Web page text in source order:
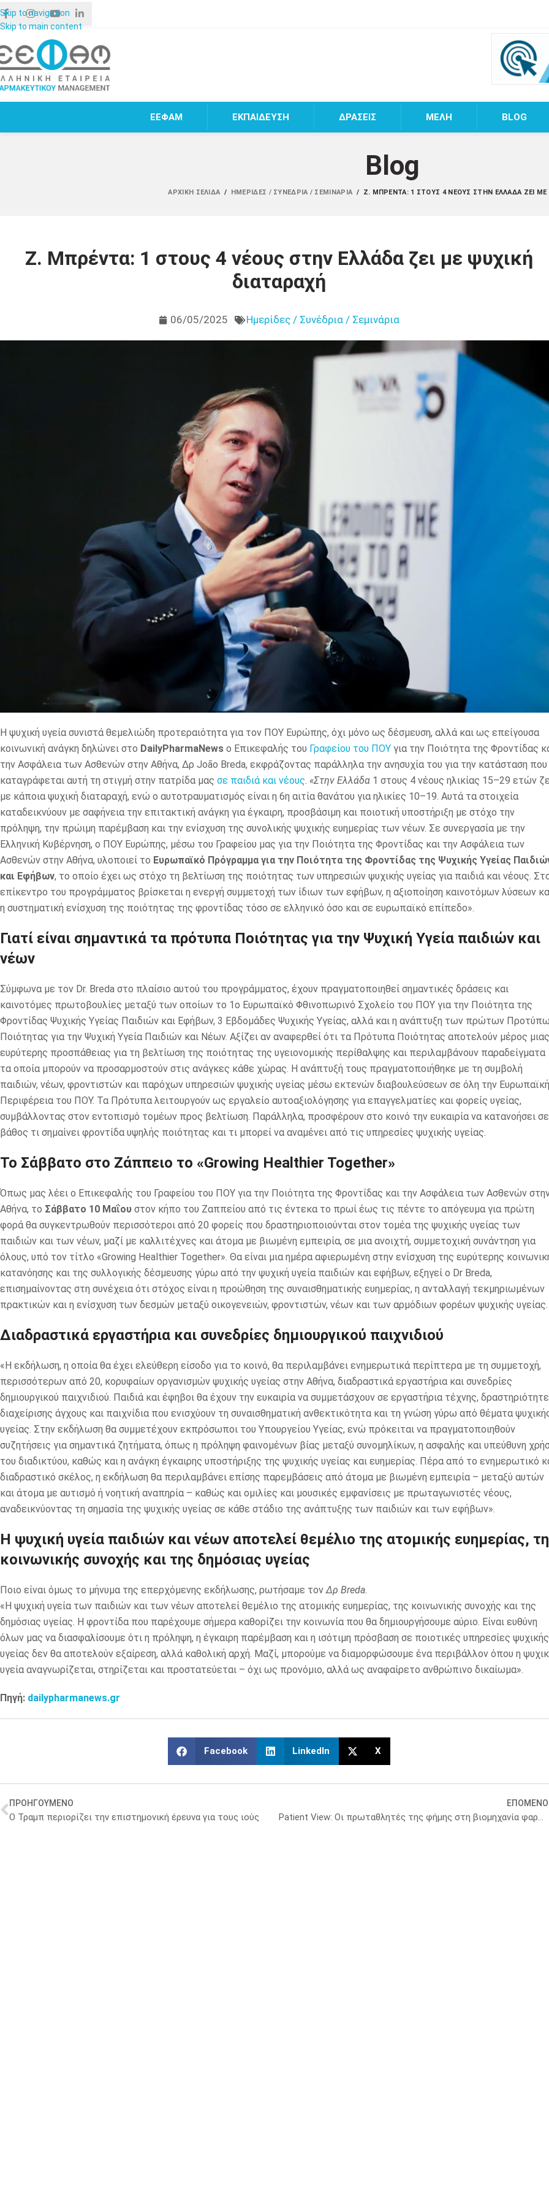
Skip to navigation
Skip to main content
ΕΕΦΑΜ ΕΚΠΑΙΔΕΥΣΗ ΔΡΑΣΕΙΣ MEΛΗ BLOG
Blog
ΑΡΧΙΚΉ ΣΕΛΊΔΑ / ΗΜΕΡΊΔΕΣ / ΣΥΝΈΔΡΙΑ / ΣΕΜΙΝΆΡΙΑ / Ζ. ΜΠΡΈΝΤΑ: 1 ΣΤΟΥΣ 4 ΝΈΟΥΣ ΣΤΗΝ ΕΛΛΆΔΑ ΖΕΙ ΜΕ
Ζ. Μπρέντα: 1 στους 4 νέους στην Ελλάδα ζει με ψυχική
διαταραχή
06/05/2025 Ημερίδες / Συνέδρια / Σεμινάρια
Η ψυχική υγεία συνιστά θεμελιώδη προτεραιότητα για τον ΠΟΥ Ευρώπης, όχι μόνο ως δέσμευση, αλλά και ως επείγουσα
κοινωνική ανάγκη δηλώνει στο DailyPharmaNews ο Επικεφαλής του Γραφείου του ΠΟΥ για την Ποιότητα της Φροντίδας
την Ασφάλεια των Ασθενών στην Αθήνα, Δρ João Breda, εκφράζοντας παράλληλα την ανησυχία του για την κατάσταση που
καταγράφεται αυτή τη στιγμή στην πατρίδα μας σε παιδιά και νέους «Στην Ελλάδα 1 στους 4 νέους ηλικίας 15–29 ετών
με κάποια ψυχική διαταραχή, ενώ ο αυτοτραυματισμός είναι η 6η αιτία θανάτου για ηλικίες 10–19. Αυτά τα στοιχεία
καταδεικνύουν με σαφήνεια την επιτακτική ανάγκη για έγκαιρη, προσβάσιμη και ποιοτική υποστήριξη με στόχο την
πρόληψη, την πρώιμη παρέμβαση και την ενίσχυση της συνολικής ψυχικής ευημερίας των νέων. Σε συνεργασία με την
Ελληνική Κυβέρνηση, ο ΠΟΥ Ευρώπης, μέσω του Γραφείου μας για την Ποιότητα της Φροντίδας και την Ασφάλεια των
Ασθενών στην Αθήνα, υλοποιεί το Ευρωπαϊκό Πρόγραμμα για την Ποιότητα της Φροντίδας της Ψυχικής Υγείας
και Εφήβων, το οποίο έχει ως στόχο τη βελτίωση της ποιότητας των υπηρεσιών ψυχικής υγείας για παιδιά και νέους.
επίκεντρο του προγράμματος βρίσκεται η ενεργή συμμετοχή των ίδιων των εφήβων, η αξιοποίηση καινοτόμων λύσεων
η συστηματική ενίσχυση της ποιότητας της φροντίδας τόσο σε ελληνικό όσο και σε ευρωπαϊκό επίπεδο».
Γιατί είναι σημαντικά τα πρότυπα Ποιότητας για την Ψυχική Υγεία παιδιών και
νέων
Σύμφωνα με τον Dr. Breda στο πλαίσιο αυτού του προγράμματος, έχουν πραγματοποιηθεί σημαντικές δράσεις και
καινοτόμες πρωτοβουλίες μεταξύ των οποίων το 1ο Ευρωπαϊκό Φθινοπωρινό Σχολείο του ΠΟΥ για την Ποιότητα της
Φροντίδας Ψυχικής Υγείας Παιδιών και Εφήβων, 3 Εβδομάδες Ψυχικής Υγείας, αλλά και η ανάπτυξη των πρώτων
Ποιότητας για την Ψυχική Υγεία Παιδιών και Νέων. Αξίζει αν αναφερθεί ότι τα Πρότυπα Ποιότητας αποτελούν μέρος μιας
ευρύτερης προσπάθειας για τη βελτίωση της ποιότητας της υγειονομικής περίθαλψης και περιλαμβάνουν παραδείγματα
τα οποία μπορούν να προσαρμοστούν στις ανάγκες κάθε χώρας. Η ανάπτυξή τους πραγματοποιήθηκε με τη συμβολή
παιδιών, νέων, φροντιστών και παρόχων υπηρεσιών ψυχικής υγείας μέσω εκτενών διαβουλεύσεων σε όλη την Ευρωπαϊκή
Περιφέρεια του ΠΟΥ. Τα Πρότυπα λειτουργούν ως εργαλείο αυτοαξιολόγησης για επαγγελματίες και φορείς υγείας,
συμβάλλοντας στον εντοπισμό τομέων προς βελτίωση. Παράλληλα, προσφέρουν στο κοινό την ευκαιρία να κατανοήσει σε
βάθος τι σημαίνει φροντίδα υψηλής ποιότητας και τι μπορεί να αναμένει από τις υπηρεσίες ψυχικής υγείας.
Το Σάββατο στο Ζάππειο το «Growing Healthier Together»
Όπως μας λέει ο Επικεφαλής του Γραφείου του ΠΟΥ για την Ποιότητα της Φροντίδας και την Ασφάλεια των Ασθενών
Αθήνα, το Σάββατο 10 Μαΐου στον κήπο του Ζαππείου από τις έντεκα το πρωί έως τις πέντε το απόγευμα για πρώτη
φορά θα συγκεντρωθούν περισσότεροι από 20 φορείς που δραστηριοποιούνται στον τομέα της ψυχικής υγείας των
παιδιών και των νέων, μαζί με καλλιτέχνες και άτομα με βιωμένη εμπειρία, σε μια ανοιχτή, συμμετοχική συνάντηση για
όλους, υπό τον τίτλο «Growing Healthier Together». Θα είναι μια ημέρα αφιερωμένη στην ενίσχυση της ευρύτερης
κατανόησης και της συλλογικής δέσμευσης γύρω από την ψυχική υγεία παιδιών και εφήβων, εξηγεί ο Dr Breda,
επισημαίνοντας στη συνέχεια ότι στόχος είναι η προώθηση της συναισθηματικής ευημερίας, η ανταλλαγή τεκμηριωμένων
πρακτικών και η ενίσχυση των δεσμών μεταξύ οικογενειών, φροντιστών, νέων και των αρμόδιων φορέων ψυχικής υγείας.
Διαδραστικά εργαστήρια και συνεδρίες δημιουργικού παιχνιδιού
«Η εκδήλωση, η οποία θα έχει ελεύθερη είσοδο για το κοινό, θα περιλαμβάνει ενημερωτικά περίπτερα με τη συμμετοχή,
περισσότερων από 20, κορυφαίων οργανισμών ψυχικής υγείας στην Αθήνα, διαδραστικά εργαστήρια και συνεδρίες
δημιουργικού παιχνιδιού. Παιδιά και έφηβοι θα έχουν την ευκαιρία να συμμετάσχουν σε εργαστήρια τέχνης,
διαχείρισης άγχους και παιχνίδια που ενισχύουν τη συναισθηματική ανθεκτικότητα και τη γνώση γύρω από θέματα
υγείας. Στην εκδήλωση θα συμμετέχουν εκπρόσωποι του Υπουργείου Υγείας, ενώ πρόκειται να πραγματοποιηθούν
συζητήσεις για σημαντικά ζητήματα, όπως η πρόληψη φαινομένων βίας μεταξύ συνομηλίκων, η ασφαλής και υπεύθυνη
του διαδικτύου, καθώς και η ανάγκη έγκαιρης υποστήριξης της ψυχικής υγείας και ευημερίας. Πέρα από το ενημερωτικό
διαδραστικό σκέλος, η εκδήλωση θα περιλαμβάνει επίσης παρεμβάσεις από άτομα με βιωμένη εμπειρία – μεταξύ αυτών
και άτομα με αυτισμό ή νοητική αναπηρία – καθώς και ομιλίες και μουσικές εμφανίσεις με πρωταγωνιστές νέους,
αναδεικνύοντας τη σημασία της ψυχικής υγείας σε κάθε στάδιο της ανάπτυξης των παιδιών και των εφήβων».
Η ψυχική υγεία παιδιών και νέων αποτελεί θεμέλιο της ατομικής ευημερίας,
κοινωνικής συνοχής και της δημόσιας υγείας
Ποιο είναι όμως το μήνυμα της επερχόμενης εκδήλωσης, ρωτήσαμε τον Δρ Breda.
«Η ψυχική υγεία των παιδιών και των νέων αποτελεί θεμέλιο της ατομικής ευημερίας, της κοινωνικής συνοχής και της
δημόσιας υγείας. Η φροντίδα που παρέχουμε σήμερα καθορίζει την κοινωνία που θα δημιουργήσουμε αύριο. Είναι ευθύνη
όλων μας να διασφαλίσουμε ότι η πρόληψη, η έγκαιρη παρέμβαση και η ισότιμη πρόσβαση σε ποιοτικές υπηρεσίες ψυχικής
υγείας δεν θα αποτελούν εξαίρεση, αλλά καθολική αρχή. Μαζί, μπορούμε να διαμορφώσουμε ένα περιβάλλον όπου η
υγεία αναγνωρίζεται, στηρίζεται και προστατεύεται – όχι ως προνόμιο, αλλά ως αναφαίρετο ανθρώπινο δικαίωμα».
Πηγή: dailypharmanews.gr
Facebook LinkedIn X
ΠΡΟΗΓΟΥΜΕΝΟ
Ο Τραμπ περιορίζει την επιστημονική έρευνα για τους ιούς
ΕΠΟΜΕΝΟ
Patient View: Οι πρωταθλητές της φήμης στη βιομηχανία φαρμάκου